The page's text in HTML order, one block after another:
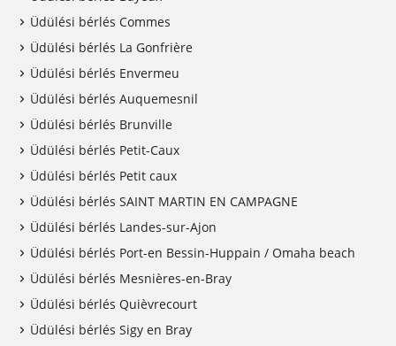
Üdülési bérlés Commes
Üdülési bérlés La Gonfrière
Üdülési bérlés Envermeu
Üdülési bérlés Auquemesnil
Üdülési bérlés Brunville
Üdülési bérlés Petit-Caux
Üdülési bérlés Petit caux
Üdülési bérlés SAINT MARTIN EN CAMPAGNE
Üdülési bérlés Landes-sur-Ajon
Üdülési bérlés Port-en Bessin-Huppain / Omaha beach
Üdülési bérlés Mesnières-en-Bray
Üdülési bérlés Quièvrecourt
Üdülési bérlés Sigy en Bray